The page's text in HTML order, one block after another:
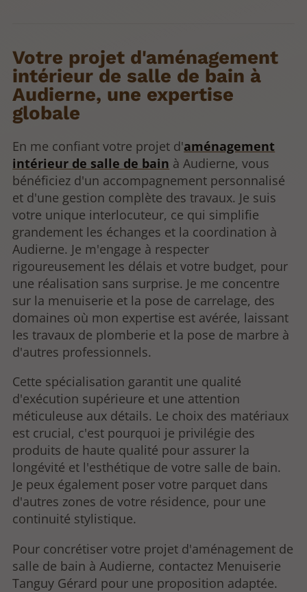
Votre projet d'aménagement
intérieur de salle de bain à
Audierne, une expertise
globale
En me confiant votre projet d'aménagement
intérieur de salle de bain à Audierne, vous
bénéficiez d'un accompagnement personnalisé
et d'une gestion complète des travaux. Je suis
votre unique interlocuteur, ce qui simplifie
grandement les échanges et la coordination à
Audierne. Je m'engage à respecter
rigoureusement les délais et votre budget, pour
une réalisation sans surprise. Je me concentre
sur la menuiserie et la pose de carrelage, des
domaines où mon expertise est avérée, laissant
les travaux de plomberie et la pose de marbre à
d'autres professionnels.
Cette spécialisation garantit une qualité
d'exécution supérieure et une attention
méticuleuse aux détails. Le choix des matériaux
est crucial, c'est pourquoi je privilégie des
produits de haute qualité pour assurer la
longévité et l'esthétique de votre salle de bain.
Je peux également poser votre parquet dans
d'autres zones de votre résidence, pour une
continuité stylistique.
Pour concrétiser votre projet d'aménagement de
salle de bain à Audierne, contactez Menuiserie
Tanguy Gérard pour une proposition adaptée.